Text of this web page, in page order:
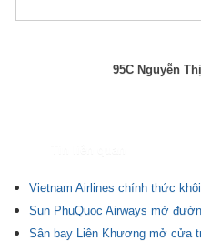
95C Nguyễn
Vietnam Airlines chính thức
Sun PhuQuoc Airways mở
Sân bay Liên Khương mở cửa